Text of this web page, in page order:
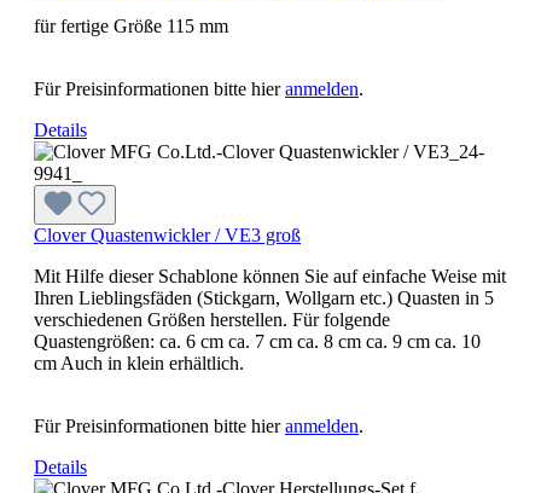
für fertige Größe 115 mm
Für Preisinformationen bitte hieranmelden.
Details
Clover Quastenwickler / VE3 groß
Mit Hilfe dieser Schablone können Sie auf einfache Weise mit
Ihren Lieblingsfäden (Stickgarn, Wollgarn etc.) Quasten in 5
verschiedenen Größen herstellen. Für folgende
Quastengrößen: ca. 6 cm ca. 7 cm ca. 8 cm ca. 9 cm ca. 10
cm Auch in klein erhältlich.
Für Preisinformationen bitte hieranmelden.
Details